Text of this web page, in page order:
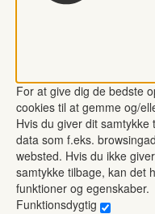
For at give dig de bedste
cookies til at gemme og/
Hvis du giver dit
data som f.eks.
websted. Hvis du ikke
samtykke tilbage, kan det
funktioner og egenskaber.
Funktionsdygtig